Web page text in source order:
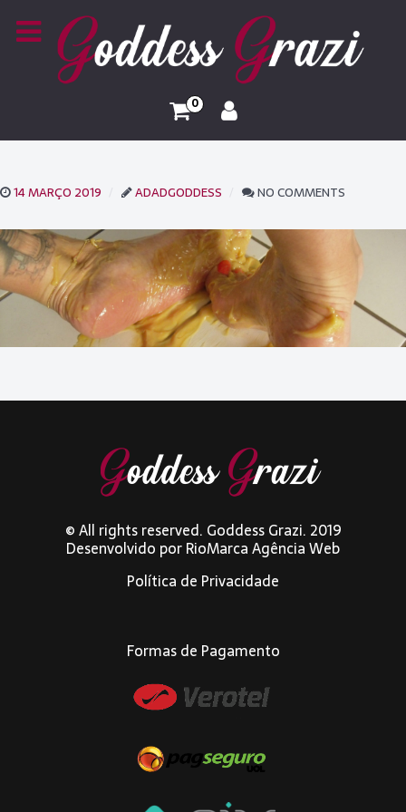
0
14 MARÇO 2019 ADADGODDESS NO COMMENTS
© All rights reserved. Goddess Grazi. 2019
Desenvolvido porRioMarca Agência Web
Política de Privacidade
Formas de Pagamento